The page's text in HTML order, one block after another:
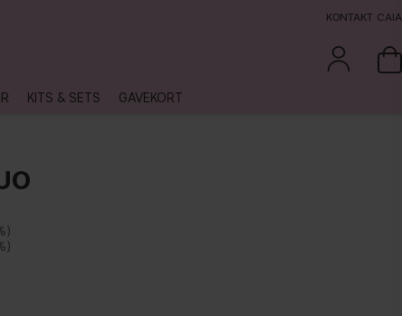
KONTAKT CAIA
KITS & SETS GAVEKORT